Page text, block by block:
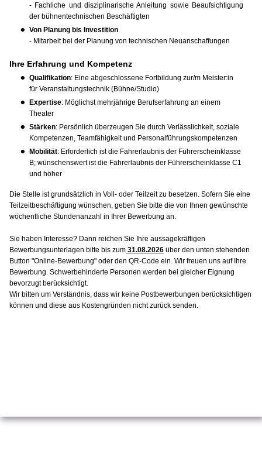
- Fachliche und disziplinarische Anleitung sowie Beaufsichtigung
der bühnentechnischen Beschäftigten
Von Planung bis Investition
- Mitarbeit bei der Planung von technischen Neuanschaffungen
Ihre Erfahrung und Kompetenz
Qualifikation: Eine abgeschlossene Fortbildung zur/m Meister:in
für Veranstaltungstechnik (Bühne/Studio)
Expertise: Möglichst mehrjährige Berufserfahrung an einem
Theater
Stärken: Persönlich überzeugen Sie durch Verlässlichkeit, soziale
Kompetenzen, Teamfähigkeit und Personalführungskompetenzen
Mobilität: Erforderlich ist die Fahrerlaubnis der Führerscheinklasse
B; wünschenswert ist die Fahrerlaubnis der Führerscheinklasse C1
und höher
Die Stelle ist grundsätzlich in Voll- oder Teilzeit zu besetzen. Sofern Sie eine
Teilzeitbeschäftigung wünschen, geben Sie bitte die von Ihnen gewünschte
wöchentliche Stundenanzahl in Ihrer Bewerbung an.
Sie haben Interesse? Dann reichen Sie Ihre aussagekräftigen
Bewerbungsunterlagen bitte bis zum 31.08.2026 über den unten stehenden
Button "Online-Bewerbung" oder den QR-Code ein. Wir freuen uns auf Ihre
Bewerbung. Schwerbehinderte Personen werden bei gleicher Eignung
bevorzugt berücksichtigt.
Wir bitten um Verständnis, dass wir keine Postbewerbungen berücksichtigen
können und diese aus Kostengründen nicht zurück senden.